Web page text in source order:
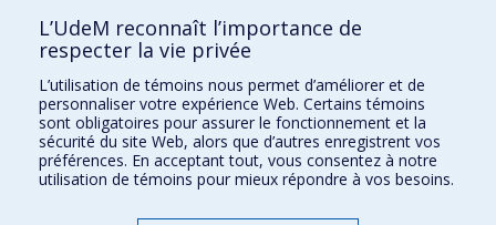
Comment soutenir le Département?
BESOIN D'AIDE?
Plan du site
Signaler une erreur
Accessibilité
FACULTÉ DES ARTS ET DES SCIENCES
L’UdeM reconnaît l’importance de
respecter la vie privée
L’utilisation de témoins nous permet d’améliorer et de
personnaliser votre expérience Web. Certains témoins
sont obligatoires pour assurer le fonctionnement et la
sécurité du site Web, alors que d’autres enregistrent vos
préférences. En acceptant tout, vous consentez à notre
utilisation de témoins pour mieux répondre à vos besoins.